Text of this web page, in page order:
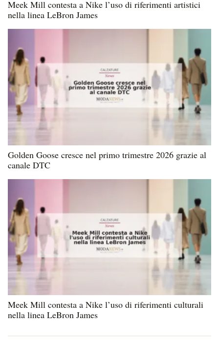
Meek Mill contesta a Nike l’uso di riferimenti artistici
nella linea LeBron James
Golden Goose cresce nel primo trimestre 2026 grazie al
canale DTC
Meek Mill contesta a Nike l’uso di riferimenti culturali
nella linea LeBron James